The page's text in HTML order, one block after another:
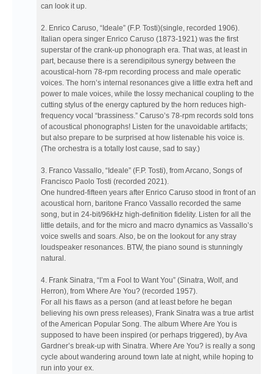
can look it up.
2. Enrico Caruso, “Ideale” (F.P. Tosti)(single, recorded 1906).
Italian opera singer Enrico Caruso (1873-1921) was the first
superstar of the crank-up phonograph era. That was, at least in
part, because there is a serendipitous synergy between the
acoustical-horn 78-rpm recording process and male operatic
voices. The horn’s internal resonances give a little extra heft and
power to male voices, while the lossy mechanical coupling to the
cutting stylus of the energy captured by the horn reduces high-
frequency vocal “brassiness.” Caruso’s 78-rpm records sold tons
of acoustical phonographs! Listen for the unavoidable artifacts;
but also prepare to be surprised at how listenable his voice is.
(The orchestra is a totally lost cause, sad to say.)
3. Franco Vassallo, “Ideale” (F.P. Tosti), from Arcano, Songs of
Francisco Paolo Tosti (recorded 2021).
One hundred-fifteen years after Enrico Caruso stood in front of an
acoustical horn, baritone Franco Vassallo recorded the same
song, but in 24-bit/96kHz high-definition fidelity. Listen for all the
little details, and for the micro and macro dynamics as Vassallo’s
voice swells and soars. Also, be on the lookout for any stray
loudspeaker resonances. BTW, the piano sound is stunningly
natural.
4. Frank Sinatra, “I’m a Fool to Want You” (Sinatra, Wolf, and
Herron), from Where Are You? (recorded 1957).
For all his flaws as a person (and at least before he began
believing his own press releases), Frank Sinatra was a true artist
of the American Popular Song. The album Where Are You is
supposed to have been inspired (or perhaps triggered), by Ava
Gardner’s break-up with Sinatra. Where Are You? is really a song
cycle about wandering around town late at night, while hoping to
run into your ex.